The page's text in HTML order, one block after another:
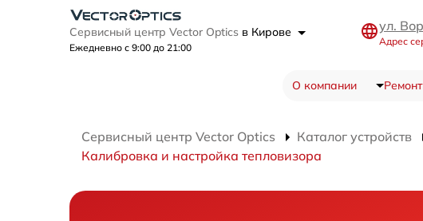
Сервисный центр Vector Optics в Кирове
Ежедневно с 9:00 до 21:00
ул.
Адрес
О компании
Сервисный центр Vector Optics Каталог устройств
Калибровка и настройка тепловизора